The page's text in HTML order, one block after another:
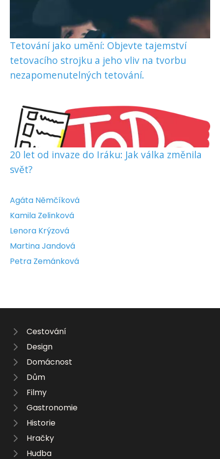
Tetování jako umění: Objevte tajemství
tetovacího strojku a jeho vliv na tvorbu
nezapomenutelných tetování.
20 let od invaze do Iráku: Jak válka změnila
svět?
Agáta Němčíková
Kamila Zelinková
Lenora Krýzová
Martina Jandová
Petra Zemánková
Cestování
Design
Domácnost
Dům
Filmy
Gastronomie
Historie
Hračky
Hudba